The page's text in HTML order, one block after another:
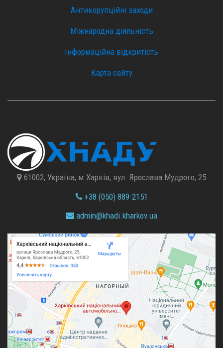
Антикорупційні заходи
Міжнародна діяльність
Інформаційна відкритість
Карта сайту
61002, Україна, м.Харків, вул. Ярослава Мудрого, 25
+38 (050) 889-2151
admin@khadi.kharkov.ua